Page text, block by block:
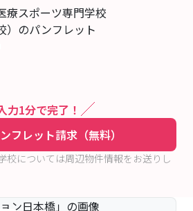
力1分で完了！
フレット請求（無料）
については周辺物件情報をお送りし